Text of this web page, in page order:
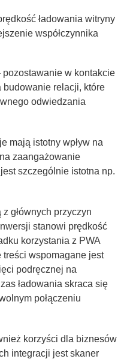
ładowania witryny
współczynnika
pozostawanie w kontakcie
budowanie relacji, które
odwiedzania
mają istotny wpływ na
zaangażowanie
szczególnie istotna np.
głównych przyczyn
stanowi prędkość
korzystania z PWA
treści wspomagane jest
podręcznej na
ładowania skraca się
połączeniu
korzyści dla biznesów
integracji jest skaner